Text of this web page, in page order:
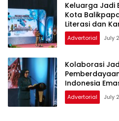
Keluarga Jadi
Kota
Literasi dan
Advertorial July
Kolaborasi
Indonesia
Advertorial July